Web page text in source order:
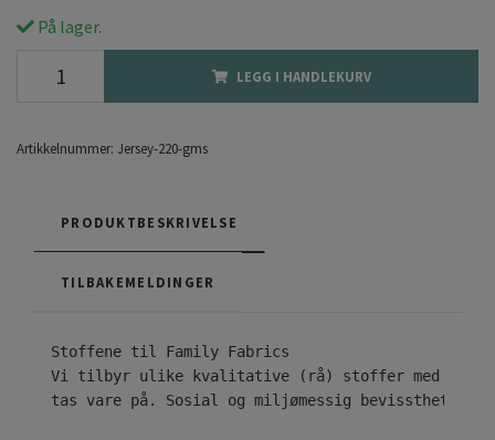
På lager.
LEGG I HANDLEKURV
Artikkelnummer: Jersey-220-gms
PRODUKTBESKRIVELSE
TILBAKEMELDINGER
Vi tilbyr ulike kvalitative (rå) stoffer med
tas vare på. Sosial og miljømessig bevissthet